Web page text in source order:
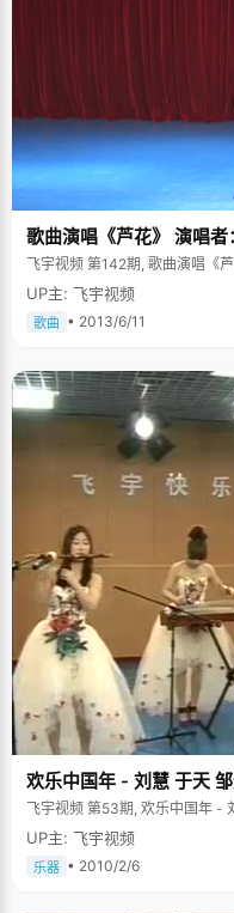
歌曲演唱《芦花》 演唱
飞宇视频 第142期, 歌曲演唱《
UP主: 飞宇视频
歌曲 • 2013/6/11
欢乐中国年 - 刘慧 于天
飞宇视频 第53期, 欢乐中国年 -
UP主: 飞宇视频
乐器 • 2010/2/6